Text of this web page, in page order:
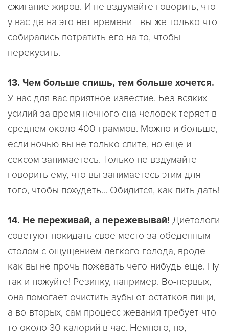
сжигание жиров. И не вздумайте говорить, что
у вас-де на это нет времени - вы же только что
собирались потратить его на то, чтобы
перекусить.
13. Чем больше спишь, тем больше хочется.
У нас для вас приятное известие. Без всяких
усилий за время ночного сна человек теряет в
среднем около 400 граммов. Можно и больше,
если ночью вы не только спите, но еще и
сексом занимаетесь. Только не вздумайте
говорить ему, что вы занимаетесь этим для
того, чтобы похудеть... Обидится, как пить дать!
14. Не переживай, а пережевывай! Диетологи
советуют покидать свое место за обеденным
столом с ощущением легкого голода, вроде
как вы не прочь пожевать чего-нибудь еще. Ну
так и пожуйте! Резинку, например. Во-первых,
она помогает очистить зубы от остатков пищи,
а во-вторых, сам процесс жевания требует что-
то около 30 калорий в час. Немного, но,